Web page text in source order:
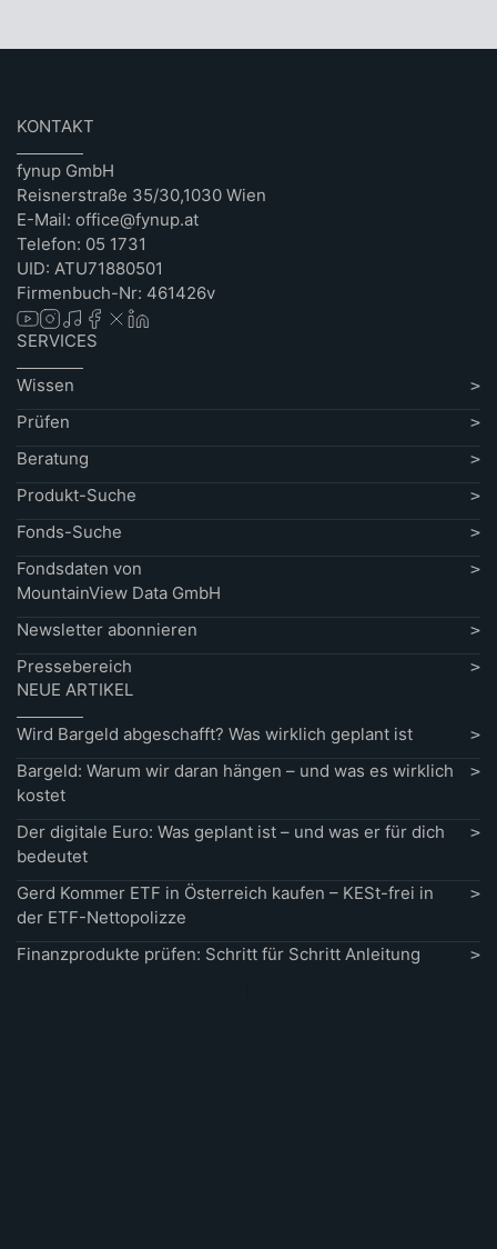
KONTAKT
fynup GmbH
Reisnerstraße 35/30,1030 Wien
E-Mail: office@fynup.at
Telefon: 05 1731
UID: ATU71880501
Firmenbuch-Nr: 461426v
SERVICES
Wissen
Prüfen
Beratung
Produkt-Suche
Fonds-Suche
Fondsdaten von
MountainView Data GmbH
Newsletter abonnieren
Pressebereich
NEUE ARTIKEL
Wird Bargeld abgeschafft? Was wirklich geplant ist
Bargeld: Warum wir daran hängen – und was es wirklich
kostet
Der digitale Euro: Was geplant ist – und was er für dich
bedeutet
Gerd Kommer ETF in Österreich kaufen – KESt-frei in
der ETF-Nettopolizze
Finanzprodukte prüfen: Schritt für Schritt Anleitung